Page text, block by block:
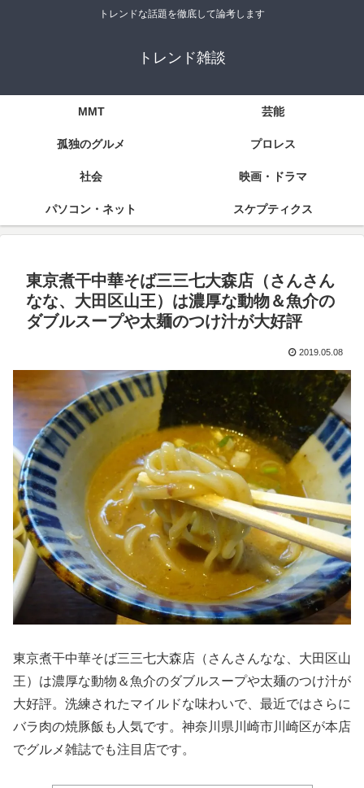
トレンドな話題を徹底して論考します
トレンド雑談
MMT 芸能
孤独のグルメ プロレス
社会 映画・ドラマ
パソコン・ネット スケプティクス
東京煮干中華そば三三七大森店（さんさん
なな、大田区山王）は濃厚な動物＆魚介の
ダブルスープや太麺のつけ汁が大好評
2019.05.08
東京煮干中華そば三三七大森店（さんさんなな、大田区山
王）は濃厚な動物＆魚介のダブルスープや太麺のつけ汁が
大好評。洗練されたマイルドな味わいで、最近ではさらに
バラ肉の焼豚飯も人気です。神奈川県川崎市川崎区が本店
でグルメ雑誌でも注目店です。